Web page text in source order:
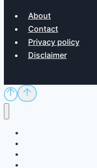
About
Contact
Privacy policy
Disclaimer